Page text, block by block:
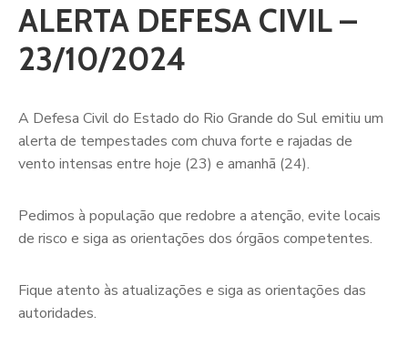
ALERTA DEFESA CIVIL –
23/10/2024
A Defesa Civil do Estado do Rio Grande do Sul emitiu um
alerta de tempestades com chuva forte e rajadas de
vento intensas entre hoje (23) e amanhã (24).
Pedimos à população que redobre a atenção, evite locais
de risco e siga as orientações dos órgãos competentes.
Fique atento às atualizações e siga as orientações das
autoridades.